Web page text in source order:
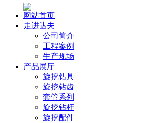
网站首页
走进达夫
公司简介
工程案例
生产现场
产品展厅
旋挖钻具
旋挖钻齿
套管系列
旋挖钻杆
旋挖配件